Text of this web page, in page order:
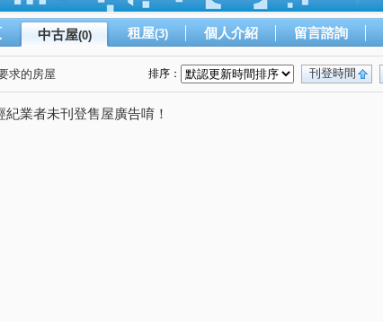
中古屋(0) 租屋(3) 個人介紹 留言諮詢
求的房屋 刊登時間
排序：
紀業者未刊登售屋廣告唷！